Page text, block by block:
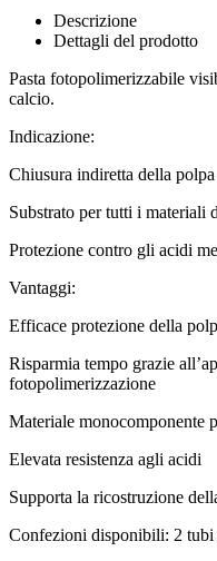
Descrizione
Dettagli del prodotto
Pasta fotopolimerizzabile
calcio.
Indicazione:
Chiusura indiretta della polpa
Substrato per tutti i materiali
Protezione contro gli acidi
Vantaggi:
Efficace protezione della
Risparmia tempo grazie
fotopolimerizzazione
Materiale monocomponente
Elevata resistenza agli acidi
Supporta la ricostruzione
Confezioni disponibili: 2 tubi